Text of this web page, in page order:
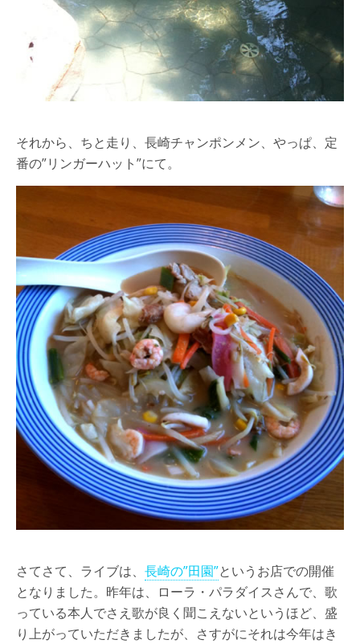
それから、ちと走り、長崎チャンポンメン、やっぱ、定
番の”リンガーハット”にて。
さてさて、ライブは、 長崎の”田園”というお店での開催
となりました。昨年は、ローラ・パラダイスさんで、歌
っている本人でさえ歌が良く聞こえないというほど、盛
り上がっていただきましたが、さすがにそれは今年はき